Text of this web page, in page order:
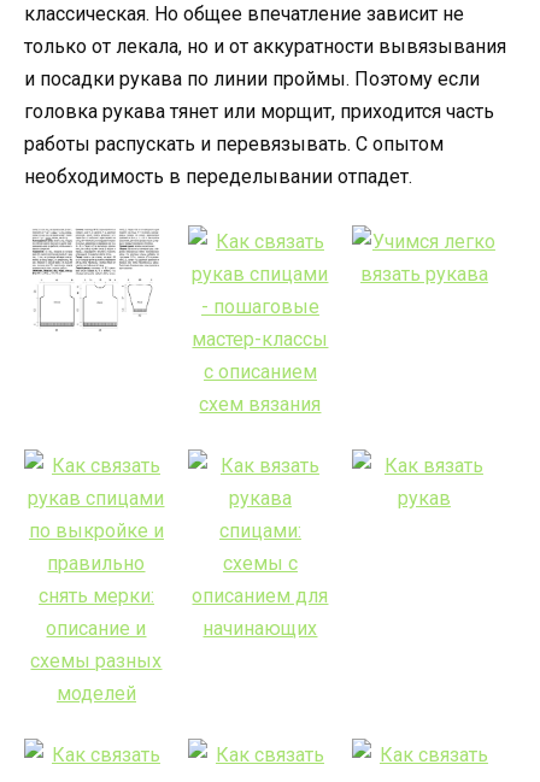
классическая. Но общее впечатление зависит не
только от лекала, но и от аккуратности вывязывания
и посадки рукава по линии проймы. Поэтому если
головка рукава тянет или морщит, приходится часть
работы распускать и перевязывать. С опытом
необходимость в переделывании отпадет.